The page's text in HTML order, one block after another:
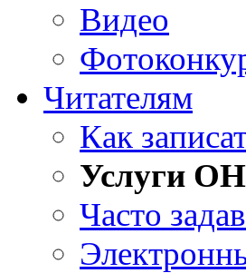
Видео
Читателям
Как
Услуги
Часто